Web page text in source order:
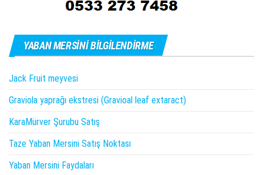
YABAN MERSINI BILGILENDIRME
Jack Fruit meyvesi
Graviola yaprağı ekstresi (Gravioal leaf extaract)
KaraMürver Şurubu Satış
Taze Yaban Mersini Satış Noktası
Yaban Mersini Faydaları